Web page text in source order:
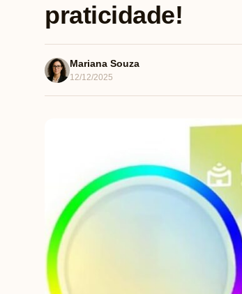
praticidade!
Mariana Souza
12/12/2025